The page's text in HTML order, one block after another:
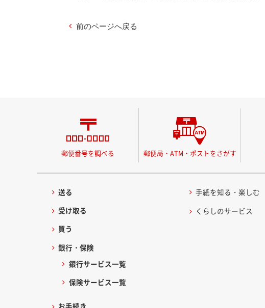
前のページへ戻る
郵便番号を調べる 郵便局・ATM・ポストをさがす
送る
受け取る
買う
銀行・保険
銀行サービス一覧
保険サービス一覧
手紙を知る・楽しむ
くらしのサービス